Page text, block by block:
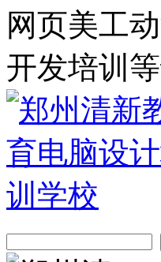
网页美工
开发培训